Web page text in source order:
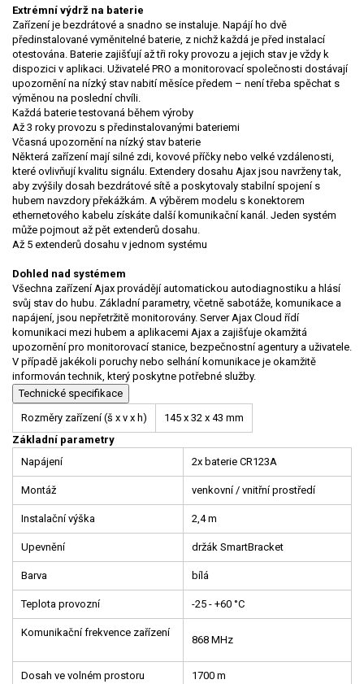
Extrémní výdrž na baterie
Zařízení je bezdrátové a snadno se instaluje. Napájí ho dvě
předinstalované vyměnitelné baterie, z nichž každá je před instalací
otestována. Baterie zajišťují až tři roky provozu a jejich stav je vždy k
dispozici v aplikaci. Uživatelé PRO a monitorovací společnosti dostávají
upozornění na nízký stav nabití měsíce předem – není třeba spěchat s
výměnou na poslední chvíli.
Každá baterie testovaná během výroby
Až 3 roky provozu s předinstalovanými bateriemi
Včasná upozornění na nízký stav baterie
Některá zařízení mají silné zdi, kovové příčky nebo velké vzdálenosti,
které ovlivňují kvalitu signálu. Extendery dosahu Ajax jsou navrženy tak,
aby zvýšily dosah bezdrátové sítě a poskytovaly stabilní spojení s
hubem navzdory překážkám. A výběrem modelu s konektorem
ethernetového kabelu získáte další komunikační kanál. Jeden systém
může pojmout až pět extenderů dosahu.
Až 5 extenderů dosahu v jednom systému
Dohled nad systémem
Všechna zařízení Ajax provádějí automatickou autodiagnostiku a hlásí
svůj stav do hubu. Základní parametry, včetně sabotáže, komunikace a
napájení, jsou nepřetržitě monitorovány. Server Ajax Cloud řídí
komunikaci mezi hubem a aplikacemi Ajax a zajišťuje okamžitá
upozornění pro monitorovací stanice, bezpečnostní agentury a uživatele.
V případě jakékoli poruchy nebo selhání komunikace je okamžitě
informován technik, který poskytne potřebné služby.
Technické specifikace
Rozměry zařízení (š x v x h)
145 x 32 x 43 mm
Základní parametry
Napájení
2x baterie CR123A
Montáž venkovní / vnitřní prostředí
Instalační výška 2,4 m
Upevnění držák SmartBracket
Barva bílá
Teplota provozní -25 - +60 °C
Komunikační frekvence zařízení
868 MHz
Dosah ve volném prostoru 1700 m